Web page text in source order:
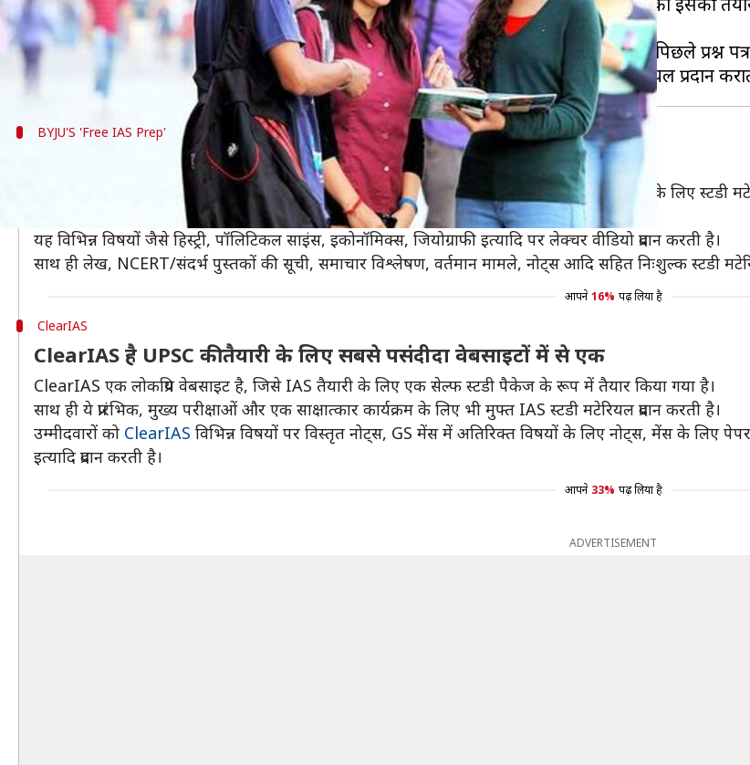
की आवश्यकता होती है।
UPSC तैयारी के लिए कई वेबसाइटें हैं, जो उम्मीदवारों को स्टडी मटेरियल, विभिन्न विषयों पर नोट्स, पिछले प्रश्न
BYJU'S 'Free IAS Prep'
BYJU की 'Free IAS Prep' देती है मुफ्त में स्टडी मटेरियल
यह एक लोकप्रिय ऑनलाइन शैक्षणिक और शिक्षण मंच है। BYJU कई निःशुल्क और पैसे लेकर IAS तैयारी के लिए स्टडी
Free IAS Prep' IAS उम्मीदवारों के लिए सबसे अच्छे ऑनलाइन संसाधनों में से एक है।
यह विभिन्न विषयों जैसे हिस्ट्री, पॉलिटिकल साइंस, इकोनॉमिक्स, जियोग्राफी इत्यादि पर लेक्चर वीडियो प्रदान करती है।
साथ ही लेख, NCERT/संदर्भ पुस्तकों की सूची, समाचार विश्लेषण, वर्तमान मामले, नोट्स आदि सहित निःशुल्क स्टडी
आपने 16% पढ़ लिया है
ClearIAS
ClearIAS है UPSC की तैयारी के लिए सबसे पसंदीदा वेबसाइटों में से एक
ClearIAS एक लोकप्रिय वेबसाइट है, जिसे IAS तैयारी के लिए एक सेल्फ स्टडी पैकेज के रूप में तैयार किया गया है।
साथ ही ये प्रारंभिक, मुख्य परीक्षाओं और एक साक्षात्कार कार्यक्रम के लिए भी मुफ्त IAS स्टडी मटेरियल प्रदान करती है।
उम्मीदवारों को ClearIAS विभिन्न विषयों पर विस्तृत नोट्स, GS मेंस में अतिरिक्त विषयों के लिए नोट्स, मेंस के लिए पेपर
इत्यादि प्रदान करती है।
आपने 33% पढ़ लिया है
ADVERTISEMENT